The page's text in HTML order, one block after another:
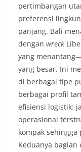
pertimbangan
preferensi
panjang. Bali
dengan wreck
yang
yang besar. Ini
di berbagai tipe
berbagai profil
efisiensi logistik:
operasional
kompak
Keduanya bagian